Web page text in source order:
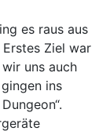
es raus aus
Ziel war
uns auch
ins